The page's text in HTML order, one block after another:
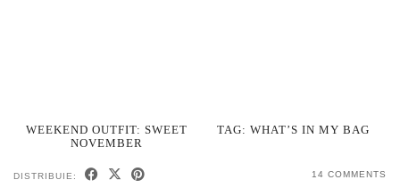
WEEKEND OUTFIT: SWEET
NOVEMBER
TAG: WHAT’S IN MY BAG
DISTRIBUIE: 14 COMMENTS